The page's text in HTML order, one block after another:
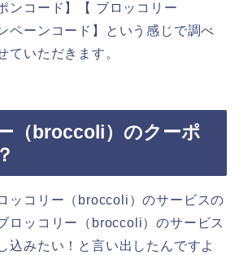
ンコード】【 ブロッコリー
ペーンコード】という感じで調べ
ていただきます。
（broccoli）のクーポ
ッコリー（broccoli）のサービスの
ロッコリー（broccoli）のサービス
込みたい！と言い出したんですよ